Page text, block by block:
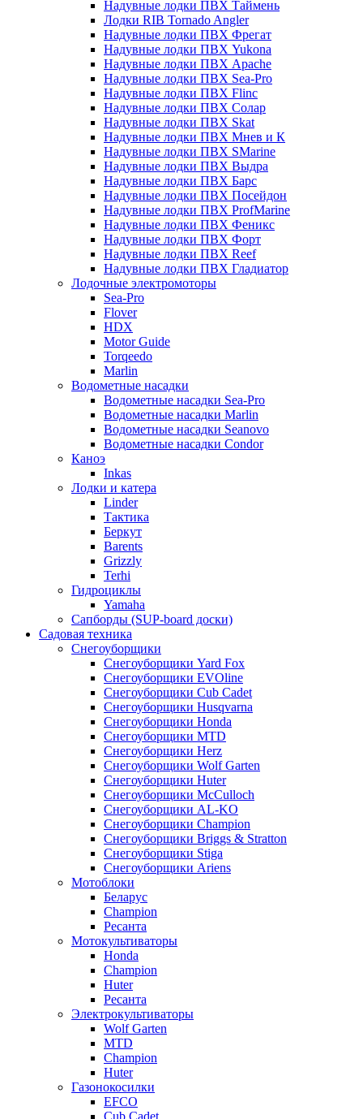
Надувные лодки ПВХ Таймень
Лодки RIB Tornado Angler
Надувные лодки ПВХ Фрегат
Надувные лодки ПВХ Yukona
Надувные лодки ПВХ Apache
Надувные лодки ПВХ Sea-Pro
Надувные лодки ПВХ Flinc
Надувные лодки ПВХ Солар
Надувные лодки ПВХ Skat
Надувные лодки ПВХ Мнев и К
Надувные лодки ПВХ SMarine
Надувные лодки ПВХ Выдра
Надувные лодки ПВХ Барс
Надувные лодки ПВХ Посейдон
Надувные лодки ПВХ ProfMarine
Надувные лодки ПВХ Феникс
Надувные лодки ПВХ Форт
Надувные лодки ПВХ Reef
Надувные лодки ПВХ Гладиатор
Лодочные электромоторы
Sea-Pro
Flover
HDX
Motor Guide
Torqeedo
Marlin
Водометные насадки
Водометные насадки Sea-Pro
Водометные насадки Marlin
Водометные насадки Seanovo
Водометные насадки Condor
Каноэ
Inkas
Лодки и катера
Linder
Тактика
Беркут
Barents
Grizzly
Terhi
Гидроциклы
Yamaha
Сапборды (SUP-board доски)
Садовая техника
Снегоуборщики
Снегоуборщики Yard Fox
Снегоуборщики EVOline
Снегоуборщики Cub Cadet
Снегоуборщики Husqvarna
Снегоуборщики Honda
Снегоуборщики MTD
Снегоуборщики Herz
Снегоуборщики Wolf Garten
Снегоуборщики Huter
Снегоуборщики McCulloch
Снегоуборщики AL-KO
Снегоуборщики Champion
Снегоуборщики Briggs & Stratton
Снегоуборщики Stiga
Снегоуборщики Ariens
Мотоблоки
Беларус
Champion
Ресанта
Мотокультиваторы
Honda
Champion
Huter
Ресанта
Электрокультиваторы
Wolf Garten
MTD
Champion
Huter
Газонокосилки
EFCO
Cub Cadet